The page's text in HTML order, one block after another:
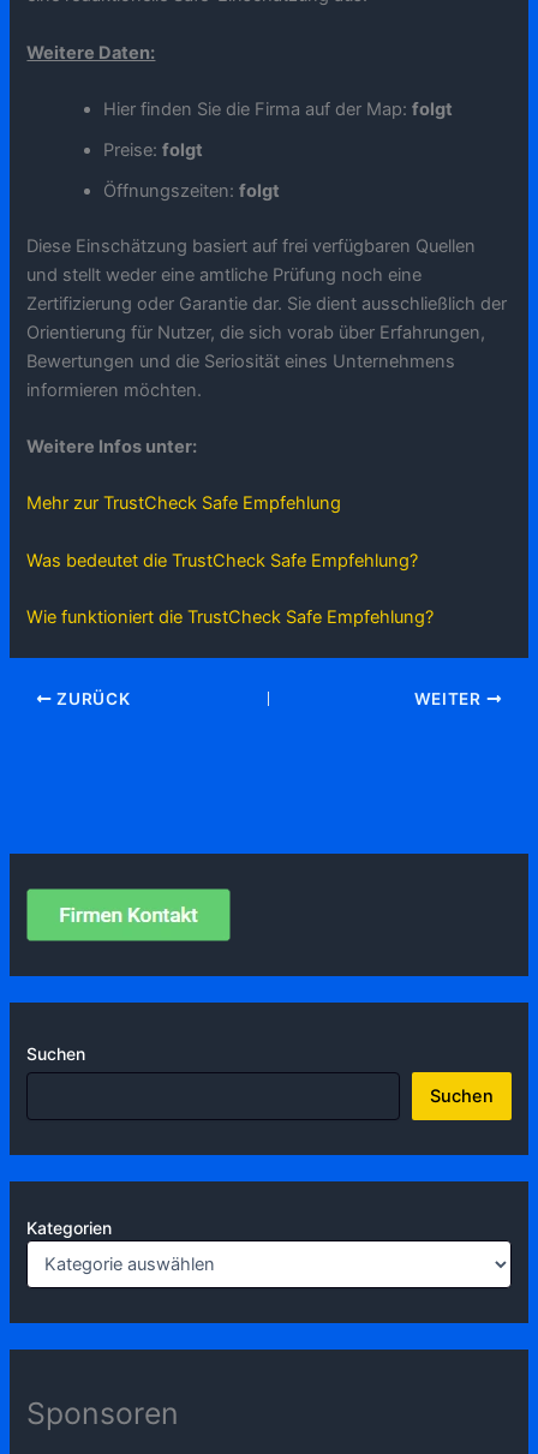
Suchen
Suchen
Kategorien
Sponsoren
Weitere Daten:
Hier finden Sie die Firma auf der Map:folgt
Preise:folgt
Öffnungszeiten:folgt
Diese Einschätzung basiert auf frei verfügbaren Quellen
und stellt weder eine amtliche Prüfung noch eine
Zertifizierung oder Garantie dar. Sie dient ausschließlich der
Orientierung für Nutzer, die sich vorab über Erfahrungen,
Bewertungen und die Seriosität eines Unternehmens
informieren möchten.
Weitere Infos unter:
Mehr zur TrustCheck Safe Empfehlung
Was bedeutet die TrustCheck Safe Empfehlung?
Wie funktioniert die TrustCheck Safe Empfehlung?
ZURÜCK WEITER